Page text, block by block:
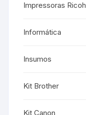
Impressoras Ricoh
Informática
Insumos
Kit Brother
Kit Canon